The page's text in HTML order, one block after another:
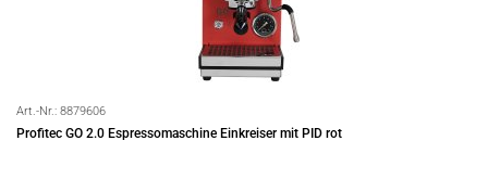
Art.-Nr.: 8879606
Profitec GO 2.0 Espressomaschine Einkreiser mit PID rot